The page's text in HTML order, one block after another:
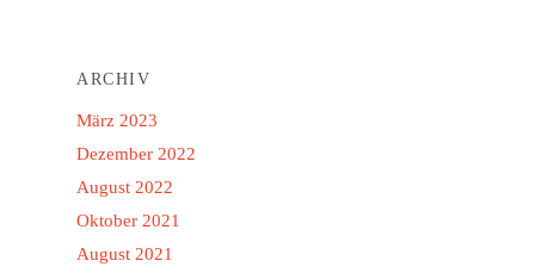
ARCHIV
März 2023
Dezember 2022
August 2022
Oktober 2021
August 2021